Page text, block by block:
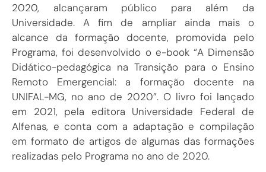
2020, alcançaram público para além da
Universidade. A fim de ampliar ainda mais o
alcance da formação docente, promovida pelo
Programa, foi desenvolvido o e-book “A Dimensão
Didático-pedagógica na Transição para o Ensino
Remoto Emergencial: a formação docente na
UNIFAL-MG, no ano de 2020”. O livro foi lançado
em 2021, pela editora Universidade Federal de
Alfenas, e conta com a adaptação e compilação
em formato de artigos de algumas das formações
realizadas pelo Programa no ano de 2020.